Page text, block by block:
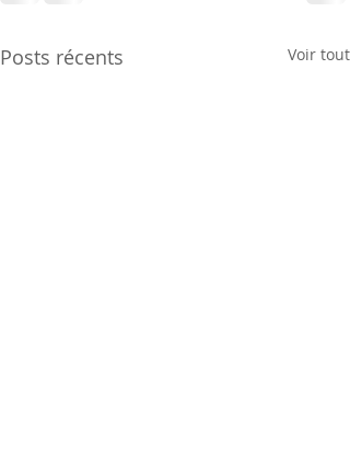
Posts récents Voir tout